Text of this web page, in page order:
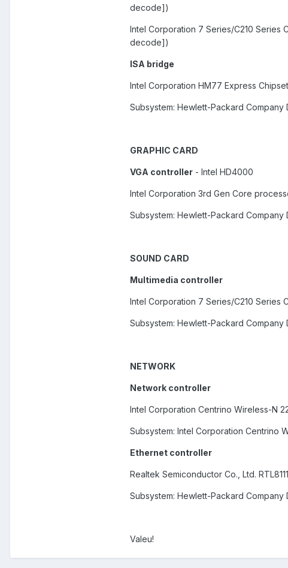
decode])
Intel Corporation 7 Series/C210 Series
decode])
ISA bridge
Intel Corporation HM77 Express
Subsystem: Hewlett-Packard Company
GRAPHIC CARD
VGA controller - Intel HD4000
Intel Corporation 3rd Gen Core
Subsystem: Hewlett-Packard Company
SOUND CARD
Multimedia controller
Intel Corporation 7 Series/C210 Series
Subsystem: Hewlett-Packard Company
NETWORK
Network controller
Intel Corporation Centrino Wireless-N
Subsystem: Intel Corporation Centrino
Ethernet controller
Realtek Semiconductor Co., Ltd.
Subsystem: Hewlett-Packard Company
Valeu!